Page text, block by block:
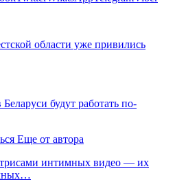
области уже привились
будут работать по-
Еще от автора
интимных видео — их